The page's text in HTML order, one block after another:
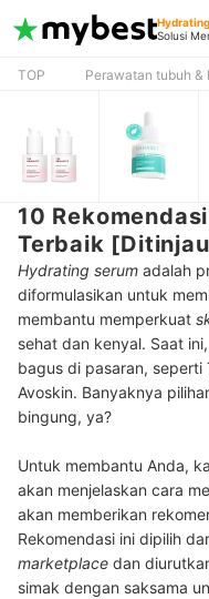
Solusi
TOP Perawatan tubuh &
10
Terbaik
Hydrating serum adalah
diformulasikan untuk
membantu memperkuat
sehat dan kenyal. Saat
bagus di pasaran, seperti
Avoskin. Banyaknya
bingung, ya?
Untuk membantu Anda,
akan menjelaskan cara
akan memberikan
Rekomendasi ini dipilih
marketplace dan
simak dengan saksama